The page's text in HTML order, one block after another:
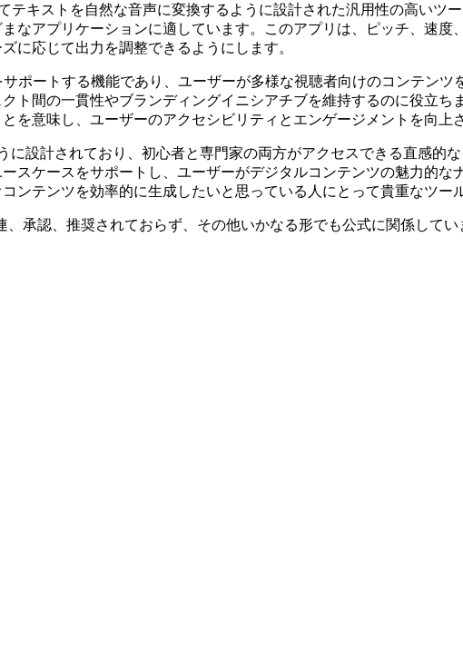
テキストを自然な音声に変換するように設計された汎用性の高いツ
なアプリケーションに適しています。このアプリは、ピッチ、速
に応じて出力を調整できるようにします。
ポートする機能であり、ユーザーが多様な視聴者向けのコンテン
ト間の一貫性やブランディングイニシアチブを維持するのに役立
を意味し、ユーザーのアクセシビリティとエンゲージメントを向上
設計されており、初心者と専門家の両方がアクセスできる直感的
スケースをサポートし、ユーザーがデジタルコンテンツの魅力的
ンテンツを効率的に生成したいと思っている人にとって貴重なツー
、承認、推奨されておらず、その他いかなる形でも公式に関係して